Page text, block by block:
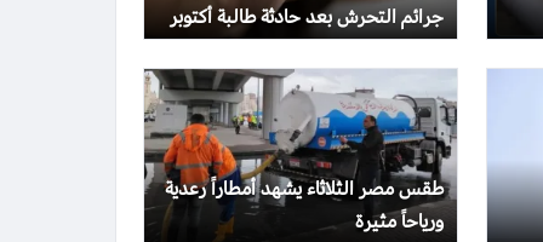
جرائم التحرش بعد حادثة طالبة أكتوبر
طقس مصر الثلاثاء يشهد أمطاراً رعدية
ورياحاً مثيرة